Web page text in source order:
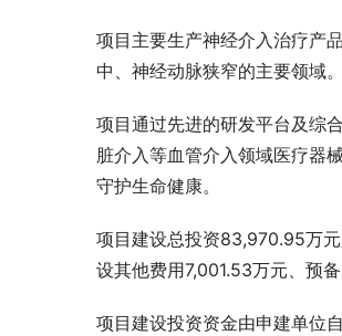
项目主要生产神经介入治疗产
中、神经动脉狭窄的主要领域。
项目通过先进的研发平台及综
脏介入等血管介入领域医疗器
守护生命健康。
项目建设总投资83,970.95万
设其他费用7,001.53万元、预
项目建设投资资金由申建单位